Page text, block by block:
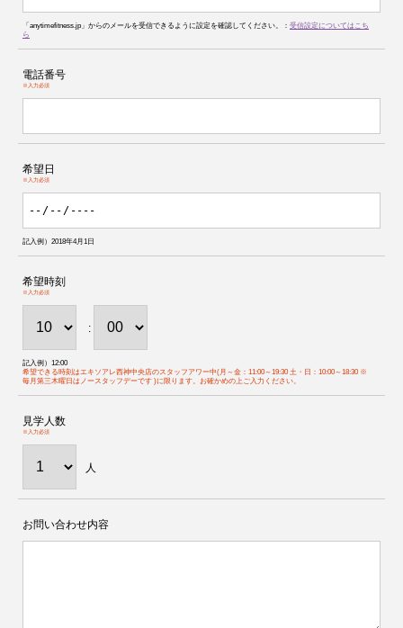
「anytimefitness.jp」からのメールを受信できるように設定を確認してください。： 受信設定についてはこち
ら
電話番号
※入力必須
希望日
※入力必須
記入例）2018年4月1日
希望時刻
※入力必須
:
記入例）12:00
希望できる時刻はエキソアレ西神中央店のスタッフアワー中(月～金：11:00～19:30 土・日：10:00～18:30 ※
毎月第三木曜日はノースタッフデーです )に限ります。お確かめの上ご入力ください。
見学人数
※入力必須
人
お問い合わせ内容